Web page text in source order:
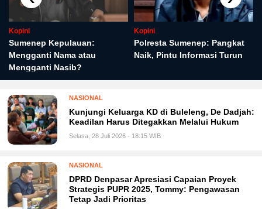
Kopini
Sumenep Kepulauan:
Mengganti Nama atau
Mengganti Nasib?
Kopini
Polresta Sumenep: Pangkat
Naik, Pintu Informasi Turun
NASIONAL
Kunjungi Keluarga KD di Buleleng, De Dadjah:
Keadilan Harus Ditegakkan Melalui Hukum
Selasa, 28 Juli 2026 - 18:15 WIB
NASIONAL
DPRD Denpasar Apresiasi Capaian Proyek
Strategis PUPR 2025, Tommy: Pengawasan
Tetap Jadi Prioritas